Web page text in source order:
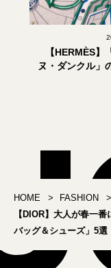
【HERMÈS】
ヌ・ダンクル」
HOME FASHION
【DIOR】大人が春一
バッグ＆シューズ」5選